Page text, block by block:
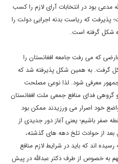
مدعی بود در انتخابات آرای لازم را کسب
پذیرفت که ریاست بدنه اجرایی دولت را
شکل گرفته است.
که می رفت جامعه افغانستان را
به همین شکل پذیرفته شد که
معرفی شود. لذا نوعی مصلحت
فدای منافع جمعی ملت افغانستان
خود اصرار می ورزیدند ممکن بود
صفر باشیم؛ یعنی آغاز دور جدیدی از
بعد از حوادث تلخ دهه های گذشته،
اند که باید در شرایط لازم منافع
به خصوص از طرف دکتر عبدالله در پیش